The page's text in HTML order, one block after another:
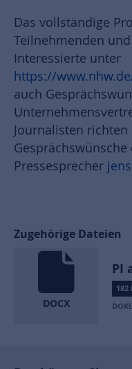
Das vollständige
Teilnehmenden
Interessierte unter
https://
auch
Journalisten
Pressesprecher
Zugehörige Dateien
DOCX
PI
182